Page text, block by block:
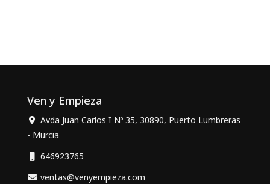
Ven y Empieza
Avda Juan Carlos I Nº 35, 30890, Puerto Lumbreras
- Murcia
646923765
ventas@venyempieza.com